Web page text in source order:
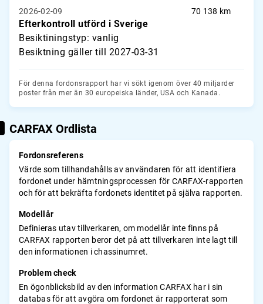
2026-02-09
Efterkontroll utförd i Sverige
Besiktiningstyp: vanlig
Besiktning gäller till 2027-03-31
70 138 km
För denna fordonsrapport har vi sökt igenom över 40 miljarder
poster från mer än 30 europeiska länder, USA och Kanada.
CARFAX Ordlista
Fordonsreferens
Värde som tillhandahålls av användaren för att identifiera
fordonet under hämtningsprocessen för CARFAX-rapporten
och för att bekräfta fordonets identitet på själva rapporten.
Modellår
Definieras utav tillverkaren, om modellår inte finns på
CARFAX rapporten beror det på att tillverkaren inte lagt till
den informationen i chassinumret.
Problem check
En ögonblicksbild av den information CARFAX har i sin
databas för att avgöra om fordonet är rapporterat som